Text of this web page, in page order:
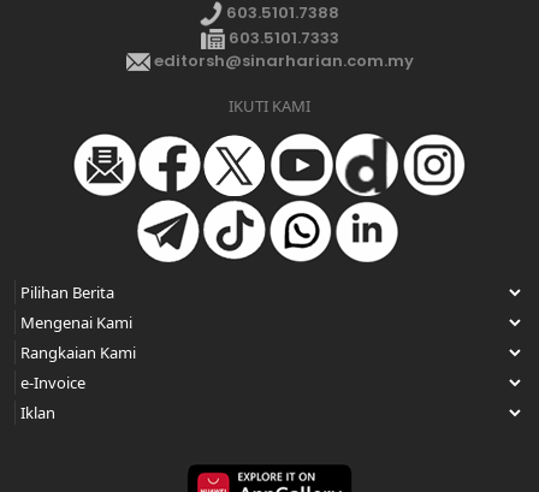
603.5101.7388
603.5101.7333
editorsh@sinarharian.com.my
IKUTI KAMI